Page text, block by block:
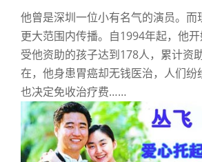
来
的
感
动
他曾是深圳一位小有名气的演员。而
更大范围内传播。自1994年起，他开
受他资助的孩子达到178人，累计资
在，他身患胃癌却无钱医治，人们纷
也决定免收治疗费……